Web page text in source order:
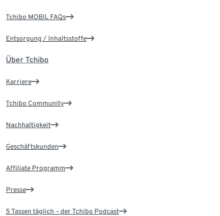
Tchibo MOBIL FAQs
Entsorgung / Inhaltsstoffe
Über Tchibo
Karriere
Tchibo Community
Nachhaltigkeit
Geschäftskunden
Affiliate Programm
Presse
5 Tassen täglich – der Tchibo Podcast